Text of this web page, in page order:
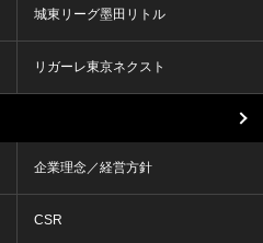
城東リーグ墨田リトル
リガーレ東京ネクスト
企業理念／経営方針
CSR